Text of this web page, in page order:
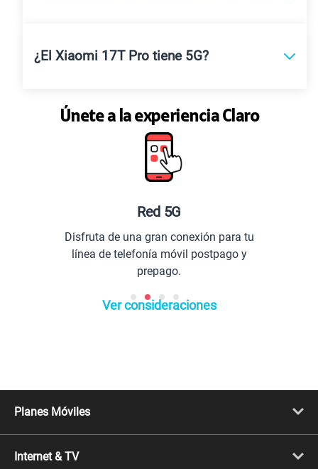
¿El Xiaomi 17T Pro tiene 5G?
Únete a la experiencia Claro
Red 5G
Disfruta de una gran conexión para tu
línea de telefonía móvil postpago y
prepago.
Ver consideraciones
Planes Móviles
Línea Nueva
Línea Adicional
Internet & TV